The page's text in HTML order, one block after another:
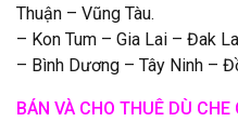
Thuận – Vũng Tàu.
– Kon Tum – Gia Lai – Đak
– Bình Dương – Tây Ninh –
BÁN VÀ CHO THUÊ DÙ